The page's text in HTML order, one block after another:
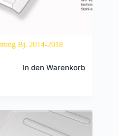
Bj. 2014-2018
In den Warenkorb